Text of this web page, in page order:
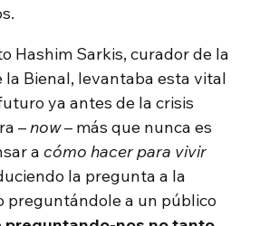
Hashim Sarkis, curador de la
la Bienal, levantaba esta vital
ya antes de la crisis
–now– más que nunca es
acómo hacer para vivir
la pregunta a la
preguntándole a un público